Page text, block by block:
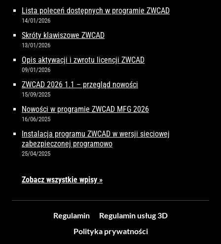
Lista poleceń dostępnych w programie ZWCAD
14/01/2026
Skróty klawiszowe ZWCAD
13/01/2026
Opis aktywacji i zwrotu licencji ZWCAD
09/01/2026
ZWCAD 2026 1.1 – przegląd nowości
15/09/2025
Nowości w programie ZWCAD MFG 2026
16/06/2025
Instalacja programu ZWCAD w wersji sieciowej
zabezpieczonej programowo
25/04/2025
Zobacz wszystkie wpisy »
Regulamin
Regulamin usług 3D
Polityka prywatności